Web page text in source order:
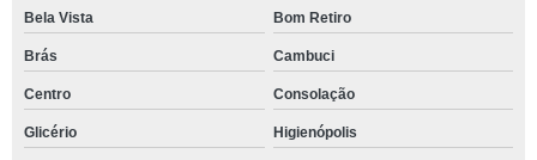
Bela Vista Bom Retiro
Brás Cambuci
Centro Consolação
Glicério Higienópolis